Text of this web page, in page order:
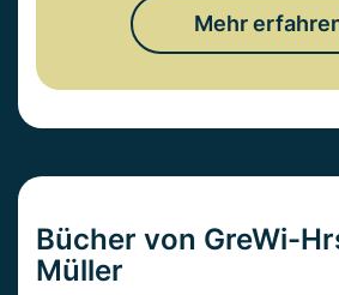
Mehr
Bücher von GreWi-
Müller